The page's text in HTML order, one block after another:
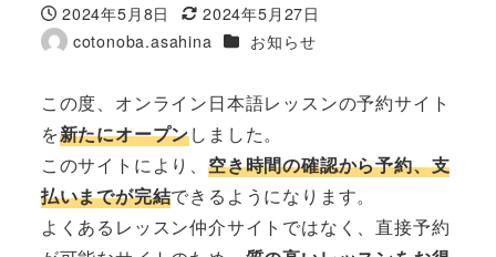
投稿日
2024年5月8日
更新日
2024年5月27日
著
cotonoba.asahina カテゴリー
お知らせ
この度、オンライン日本語レッスンの予約サイト
を新たにオープンしました。
このサイトにより、 空き時間の確認から予約、支
払いまでが完結できるようになります。
よくあるレッスン仲介サイトではなく、直接予約